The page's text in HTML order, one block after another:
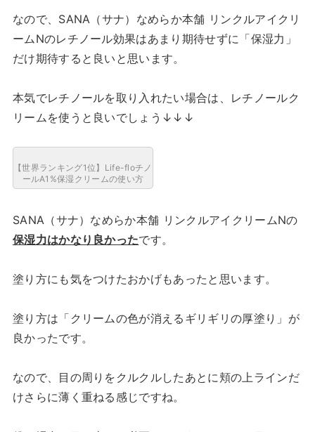
なので、SANA（サナ）なめらか本舗 リンクルアイクリ
ームNのレチノール効果はあまり期待せずに「保湿力」
だけ期待すると良いと思います。
本気でレチノールを取り入れたい場合は、レチノールク
リームを使うと良いでしょう↓↓↓
【世界ランキング1位】Life-floチノ
ールA1%保湿クリームの使い方
SANA（サナ）なめらか本舗 リンクルアイクリームNの
保湿力はかなり良かったです。
塗り方にも気をつけたおかげもあったと思います。
塗り方は「クリームの色が消えるギリギリの厚塗り」が
良かったです。
なので、目の周りをクルクルしたあとに頬の上ラインだ
けさらに薄く重ねる感じですね。